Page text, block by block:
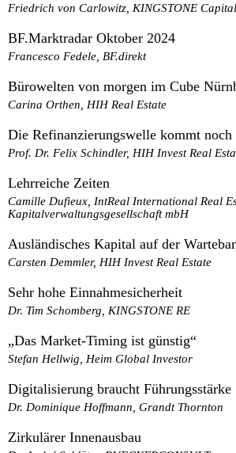
Friedrich von Carlowitz, KINGSTONE
BF.Marktradar Oktober 2024
Francesco Fedele, BF.direkt
Bürowelten von morgen im Cube
Carina Orthen, HIH Real Estate
Die Refinanzierungswelle kommt noch
Prof. Dr. Felix Schindler, HIH Invest Real
Lehrreiche Zeiten
Camille Dufieux, IntReal International Real
Kapitalverwaltungsgesellschaft mbH
Ausländisches Kapital auf der
Carsten Demmler, HIH Invest Real Estate
Sehr hohe Einnahmesicherheit
Dr. Tim Schomberg, KINGSTONE RE
„Das Market-Timing ist günstig“
Stefan Hellwig, Heim Global Investor
Digitalisierung braucht Führungsstärke
Dr. Dominique Hoffmann, Grandt Thornton
Zirkulärer Innenausbau